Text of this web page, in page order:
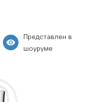
Представлен в
шоуруме